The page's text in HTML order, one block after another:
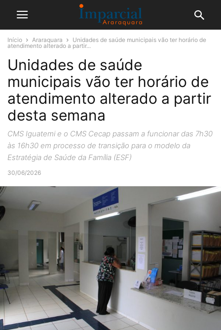
Início Araraquara
Unidades de saúde municipais vão ter horário de
atendimento alterado a partir...
Unidades de saúde
municipais vão ter horário de
atendimento alterado a partir
desta semana
CMS Iguatemi e o CMS Cecap passam a funcionar das 7h30
às 16h30 em processo de transição para o modelo da
Estratégia de Saúde da Família (ESF)
30/06/2026